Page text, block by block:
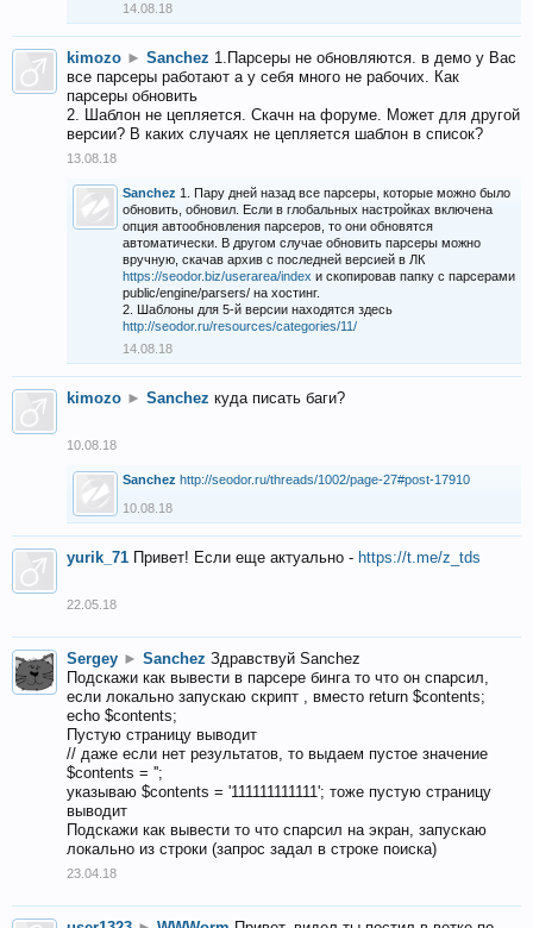
14.08.18
kimozo ► Sanchez 1.Парсеры не обновляются. в демо у Вас
все парсеры работают а у себя много не рабочих. Как
парсеры обновить
2. Шаблон не цепляется. Скачн на форуме. Может для другой
версии? В каких случаях не цепляется шаблон в список?
13.08.18
Sanchez 1. Пару дней назад все парсеры, которые можно было
обновить, обновил. Если в глобальных настройках включена
опция автообновления парсеров, то они обновятся
автоматически. В другом случае обновить парсеры можно
вручную, скачав архив с последней версией в ЛК
https://seodor.biz/userarea/index и скопировав папку с парсерами
public/engine/parsers/ на хостинг.
2. Шаблоны для 5-й версии находятся здесь
http://seodor.ru/resources/categories/11/
14.08.18
kimozo ► Sanchez куда писать баги?
10.08.18
Sanchez http://seodor.ru/threads/1002/page-27#post-17910
10.08.18
yurik_71 Привет! Если еще актуально - https://t.me/z_tds
22.05.18
Sergey ► Sanchez Здравствуй Sanchez
Подскажи как вывести в парсере бинга то что он спарсил,
если локально запускаю скрипт , вместо return $contents;
echo $contents;
Пустую страницу выводит
// даже если нет результатов, то выдаем пустое значение
$contents = '';
указываю $contents = '111111111111'; тоже пустую страницу
выводит
Подскажи как вывести то что спарсил на экран, запускаю
локально из строки (запрос задал в строке поиска)
23.04.18